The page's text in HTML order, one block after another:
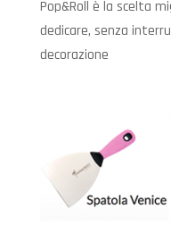
Pop&Roll è la scelta
dedicare, senza
decorazione